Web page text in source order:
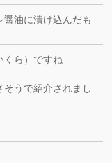
油に漬け込んだも
くら）ですね
うで紹介されまし